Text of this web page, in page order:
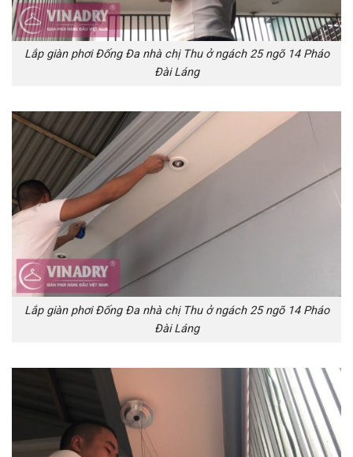
Lắp giàn phơi Đống Đa nhà chị Thu ở ngách 25 ngõ 14 Pháo
Đài Láng
Lắp giàn phơi Đống Đa nhà chị Thu ở ngách 25 ngõ 14 Pháo
Đài Láng